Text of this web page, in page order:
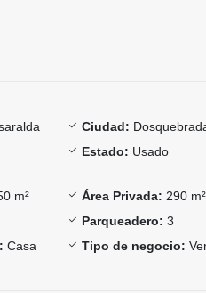
Ciudad:
Estado: Usado
m² Área Privada: 290 m²
Parqueadero: 3
Casa Tipo de negocio: